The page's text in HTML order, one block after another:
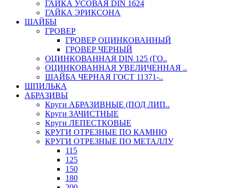
ГАЙКА УСОВАЯ DIN 1624
ГАЙКА ЭРИКСОНА
ШАЙБЫ
ГРОВЕР
ГРОВЕР ОЦИНКОВАННЫЙ
ГРОВЕР ЧЕРНЫЙ
ОЦИНКОВАННАЯ DIN 125 (ГО..
ОЦИНКОВАННАЯ УВЕЛИЧЕННАЯ ..
ШАЙБА ЧЕРНАЯ ГОСТ 11371-..
ШПИЛЬКА
АБРАЗИВЫ
Круги АБРАЗИВНЫЕ (ПОД ЛИП..
Круги ЗАЧИСТНЫЕ
Круги ЛЕПЕСТКОВЫЕ
КРУГИ ОТРЕЗНЫЕ ПО КАМНЮ
КРУГИ ОТРЕЗНЫЕ ПО МЕТАЛЛУ
115
125
150
180